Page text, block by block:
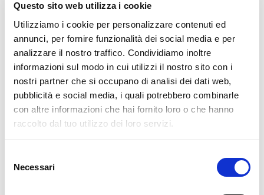
Questo sito web utilizza i cookie
Utilizziamo i cookie per personalizzare contenuti ed
annunci, per fornire funzionalità dei social media e per
analizzare il nostro traffico. Condividiamo inoltre
informazioni sul modo in cui utilizzi il nostro sito con i
nostri partner che si occupano di analisi dei dati web,
pubblicità e social media, i quali potrebbero combinarle
con altre informazioni che hai fornito loro o che hanno
raccolto dal tuo utilizzo dei loro servizi.
delNecessari
👉 1. Prepara le patate:
Lessa le patatein acqua salata.
Una volta cotte,sbucciale e riducile in purea
uno schiacciapatate.
👉 2. Cuoci la base:
In unpaiolo (meglio se di rame), porta abollore la
panna.
Aggiungi lepatate schiacciate.
Versa a pioggia la
e una